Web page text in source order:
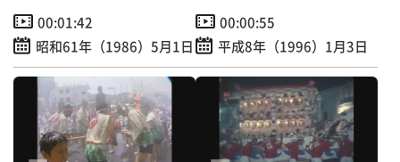
00:01:42
昭和61年（1986）5月1日
00:00:55
平成8年（1996）1月3日